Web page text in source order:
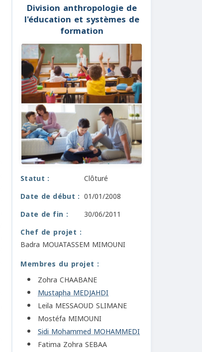
Division anthropologie de
l'éducation et systèmes de
formation
Statut :
Clôturé
Date de début : 01/01/2008
Date de fin :
30/06/2011
Chef de projet :
Badra MOUATASSEM MIMOUNI
Membres du projet :
Zohra CHAABANE
Mustapha MEDJAHDI
Leila MESSAOUD SLIMANE
Mostéfa MIMOUNI
Sidi Mohammed MOHAMMEDI
Fatima Zohra SEBAA